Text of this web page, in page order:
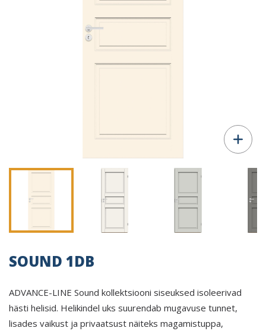
SOUND 1DB
ADVANCE-LINE Sound kollektsiooni siseuksed isoleerivad
hästi helisid. Helikindel uks suurendab mugavuse tunnet,
lisades vaikust ja privaatsust näiteks magamistuppa,